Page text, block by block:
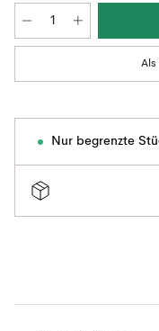
Als
Nur begrenzte